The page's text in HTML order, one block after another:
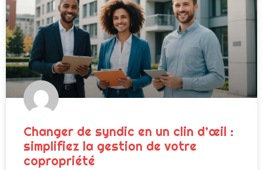
Changer de syndic en un clin d’œil :
simplifiez la gestion de votre
copropriété